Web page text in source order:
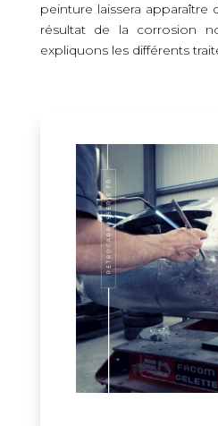
peinture laissera apparaître
résultat de la corrosion
expliquons les différents